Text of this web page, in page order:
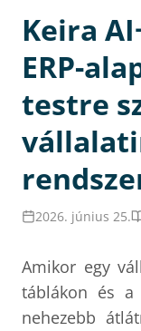
Keira
ERP-
testre
2026. június 25.
Amikor egy
táblákon és a
nehezebb